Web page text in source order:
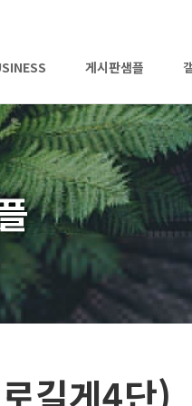
게시판샘플
길게4단)